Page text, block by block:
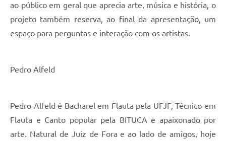
ao público em geral que aprecia arte, música e história, o
projeto também reserva, ao final da apresentação, um
espaço para perguntas e interação com os artistas.
Pedro Alfeld
Pedro Alfeld é Bacharel em Flauta pela UFJF, Técnico em
Flauta e Canto popular pela BITUCA e apaixonado por
arte. Natural de Juiz de Fora e ao lado de amigos, hoje